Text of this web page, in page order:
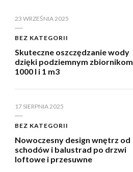
23 WRZEŚNIA 2025
BEZ KATEGORII
Skuteczne oszczędzanie wody
dzięki podziemnym zbiornikom
1000 l i 1 m3
17 SIERPNIA 2025
BEZ KATEGORII
Nowoczesny design wnętrz od
schodów i balustrad po drzwi
loftowe i przesuwne